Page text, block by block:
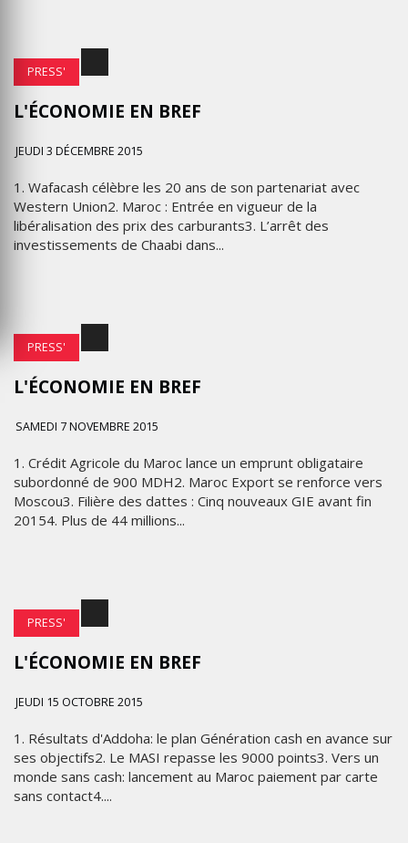
PRESS'
L'ÉCONOMIE EN BREF
JEUDI 3 DÉCEMBRE 2015
1. Wafacash célèbre les 20 ans de son partenariat avec
Western Union2. Maroc : Entrée en vigueur de la
libéralisation des prix des carburants3. L’arrêt des
investissements de Chaabi dans...
PRESS'
L'ÉCONOMIE EN BREF
SAMEDI 7 NOVEMBRE 2015
1. Crédit Agricole du Maroc lance un emprunt obligataire
subordonné de 900 MDH2. Maroc Export se renforce vers
Moscou3. Filière des dattes : Cinq nouveaux GIE avant fin
20154. Plus de 44 millions...
PRESS'
L'ÉCONOMIE EN BREF
JEUDI 15 OCTOBRE 2015
1. Résultats d'Addoha: le plan Génération cash en avance sur
ses objectifs2. Le MASI repasse les 9000 points3. Vers un
monde sans cash: lancement au Maroc paiement par carte
sans contact4....